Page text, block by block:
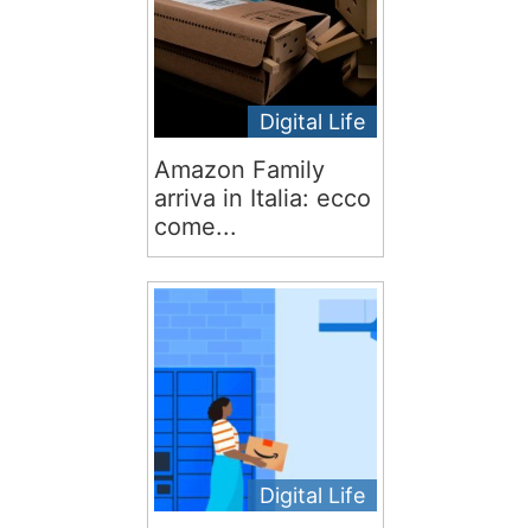
Digital Life
Amazon Family
arriva in Italia: ecco
come...
Digital Life